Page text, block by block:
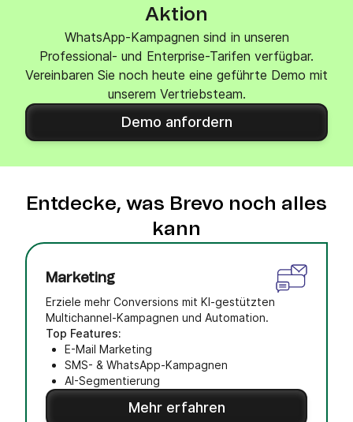
Aktion
WhatsApp-Kampagnen sind in unseren
Professional- und Enterprise-Tarifen verfügbar.
Vereinbaren Sie noch heute eine geführte Demo mit
unserem Vertriebsteam.
Demo anfordern
Entdecke, was Brevo noch alles
kann
Marketing
Erziele mehr Conversions mit KI-gestützten
Multichannel-Kampagnen und Automation.
Top Features:
E-Mail Marketing
SMS- & WhatsApp-Kampagnen
AI-Segmentierung
Mehr erfahren